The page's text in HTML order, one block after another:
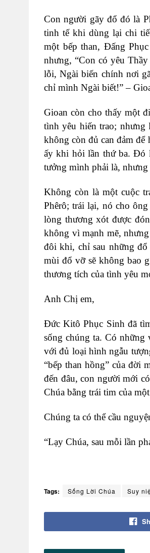
Con người gãy đổ đó là
tinh tế khi dùng lại chi
một bếp than, Đấng
nhưng, “Con có yêu
lỗi, Ngài biến chính nơi
chỉ mình Ngài biết!” –
Gioan còn cho thấy một
tình yêu hiến trao; nhưng
không còn đủ can đảm
ấy khi hỏi lần thứ ba. Đó
tưởng mình phải là,
Không còn là một cuộc
Phêrô; trái lại, nó cho
lòng thương xót được
không vì mạnh mẽ,
đôi khi, chỉ sau những đổ
mùi đổ vỡ sẽ không bao
thương tích của tình yêu
Anh Chị em,
Đức Kitô Phục Sinh đã
sống chúng ta. Có
với đủ loại hình ngẫu
“bếp than hồng” của đời
đến đâu, con người mới
Chúa bằng trái tim của
Chúng ta có thể cầu
“Lạy Chúa, sau mỗi lần
Tags: Sống Lời Chúa Suy